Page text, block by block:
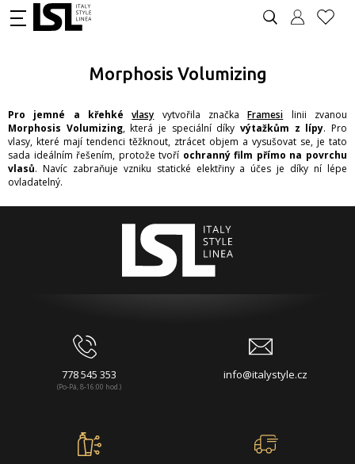
Morphosis Volumizing
Pro jemné a křehkévlasy vytvořila značkaFramesi linii zvanou
Morphosis Volumizing, která je speciální díkyvýtažkům z lípy. Pro
vlasy, které mají tendenci těžknout, ztrácet objem a vysušovat se, je tato
sada ideálním řešením, protože tvoří ochranný film přímo na povrchu
vlasů. Navíc zabraňuje vzniku statické elektřiny a účes je díky ní lépe
ovladatelný.
778 545 353
(Po-Pá, 8-16:00 hod.)
info@italystyle.cz